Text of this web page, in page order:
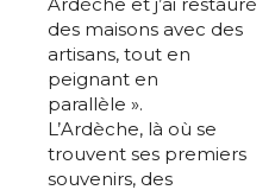
Ardèche et j’ai restauré
des maisons avec des
artisans, tout en
peignant en
parallèle ».
L’Ardèche, là où se
trouvent ses premiers
souvenirs, des